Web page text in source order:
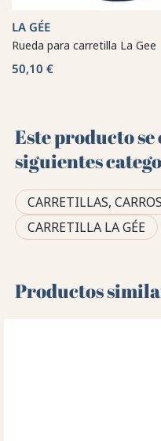
LA GÉE
Rueda para carretilla La Gee
50,10 €
Este producto
siguientes
CARRETILLAS,
CARRETILLA LA GÉE
Productos